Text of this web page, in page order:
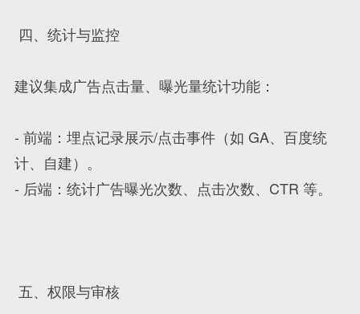
四、统计与监控
建议集成广告点击量、曝光量统计功能：
- 前端：埋点记录展示/点击事件（如 GA、百度统
计、自建）。
- 后端：统计广告曝光次数、点击次数、CTR 等。
五、权限与审核